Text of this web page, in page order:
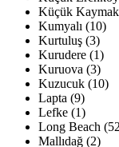
Küçük
Kumyalı (10)
Kurtuluş (3)
Kurudere (1)
Kuruova (3)
Kuzucuk (10)
Lapta (9)
Lefke (1)
Long Beach
Mallıdağ (2)